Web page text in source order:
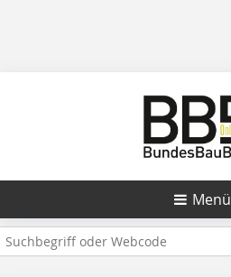
Menü